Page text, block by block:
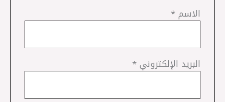
الاسم*
البريد الإلكتروني*